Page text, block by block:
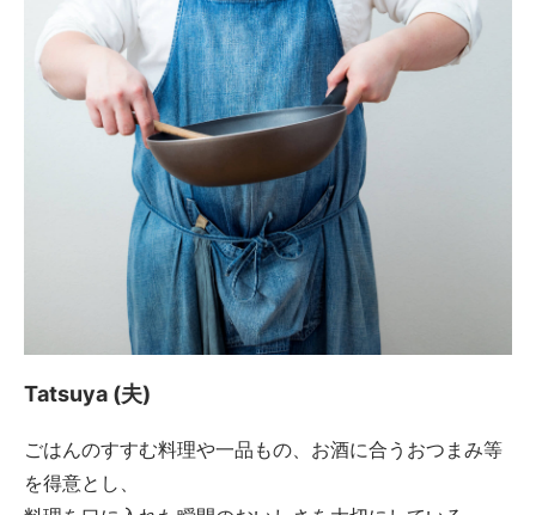
Tatsuya (夫)
ごはんのすすむ料理や一品もの、お酒に合うおつまみ等
を得意とし、